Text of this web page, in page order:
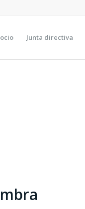
Junta directiva